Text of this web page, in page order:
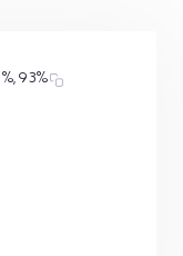
93%